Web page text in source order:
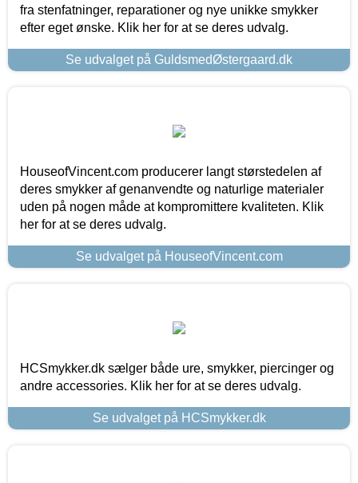
fra stenfatninger, reparationer og nye unikke smykker
efter eget ønske. Klik her for at se deres udvalg.
Se udvalget på GuldsmedØstergaard.dk
HouseofVincent.com producerer langt størstedelen af
deres smykker af genanvendte og naturlige materialer
uden på nogen måde at kompromittere kvaliteten. Klik
her for at se deres udvalg.
Se udvalget på HouseofVincent.com
HCSmykker.dk sælger både ure, smykker, piercinger og
andre accessories. Klik her for at se deres udvalg.
Se udvalget på HCSmykker.dk